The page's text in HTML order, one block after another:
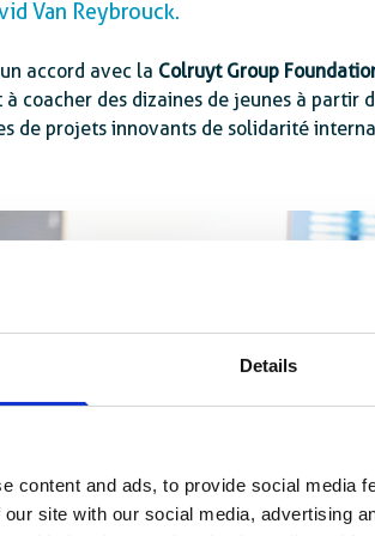
Details
content and ads, to provide social media
site with our social media, advertising
Van Reybrouck.
accord avec la Colruyt Group
coacher des dizaines de jeunes à partir
de projets innovants de solidarité